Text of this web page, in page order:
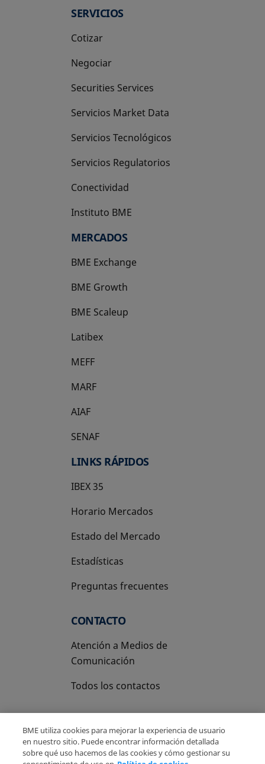
SERVICIOS
Cotizar
Negociar
Securities Services
Servicios Market Data
Servicios Tecnológicos
Servicios Regulatorios
Conectividad
Instituto BME
se abre en una pestaña nueva
MERCADOS
BME Exchange
BME Growth
se abre en una pestaña nueva
BME Scaleup
se abre en una pestaña nueva
Latibex
se abre en una pestaña nueva
MEFF
se abre en una pestaña nueva
MARF
AIAF
SENAF
LINKS RÁPIDOS
IBEX 35
Horario Mercados
Estado del Mercado
Estadísticas
Preguntas frecuentes
CONTACTO
Atención a Medios de
Comunicación
Todos los contactos
BME utiliza cookies para mejorar la experiencia de usuario
en nuestro sitio. Puede encontrar información detallada
sobre qué uso hacemos de las cookies y cómo gestionar su